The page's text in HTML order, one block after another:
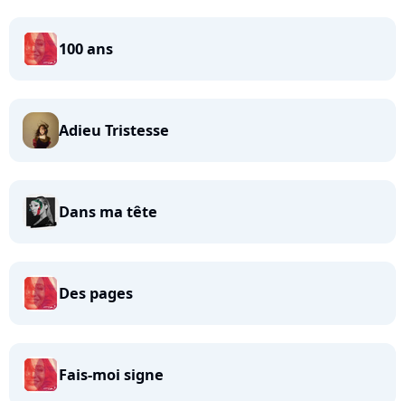
100 ans
Adieu Tristesse
Dans ma tête
Des pages
Fais-moi signe